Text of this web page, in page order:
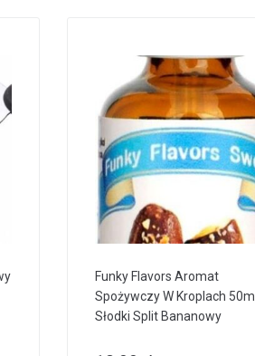
Funky Flavors Aromat
Spożywczy W Kroplach 50ml
Słodki Split Bananowy